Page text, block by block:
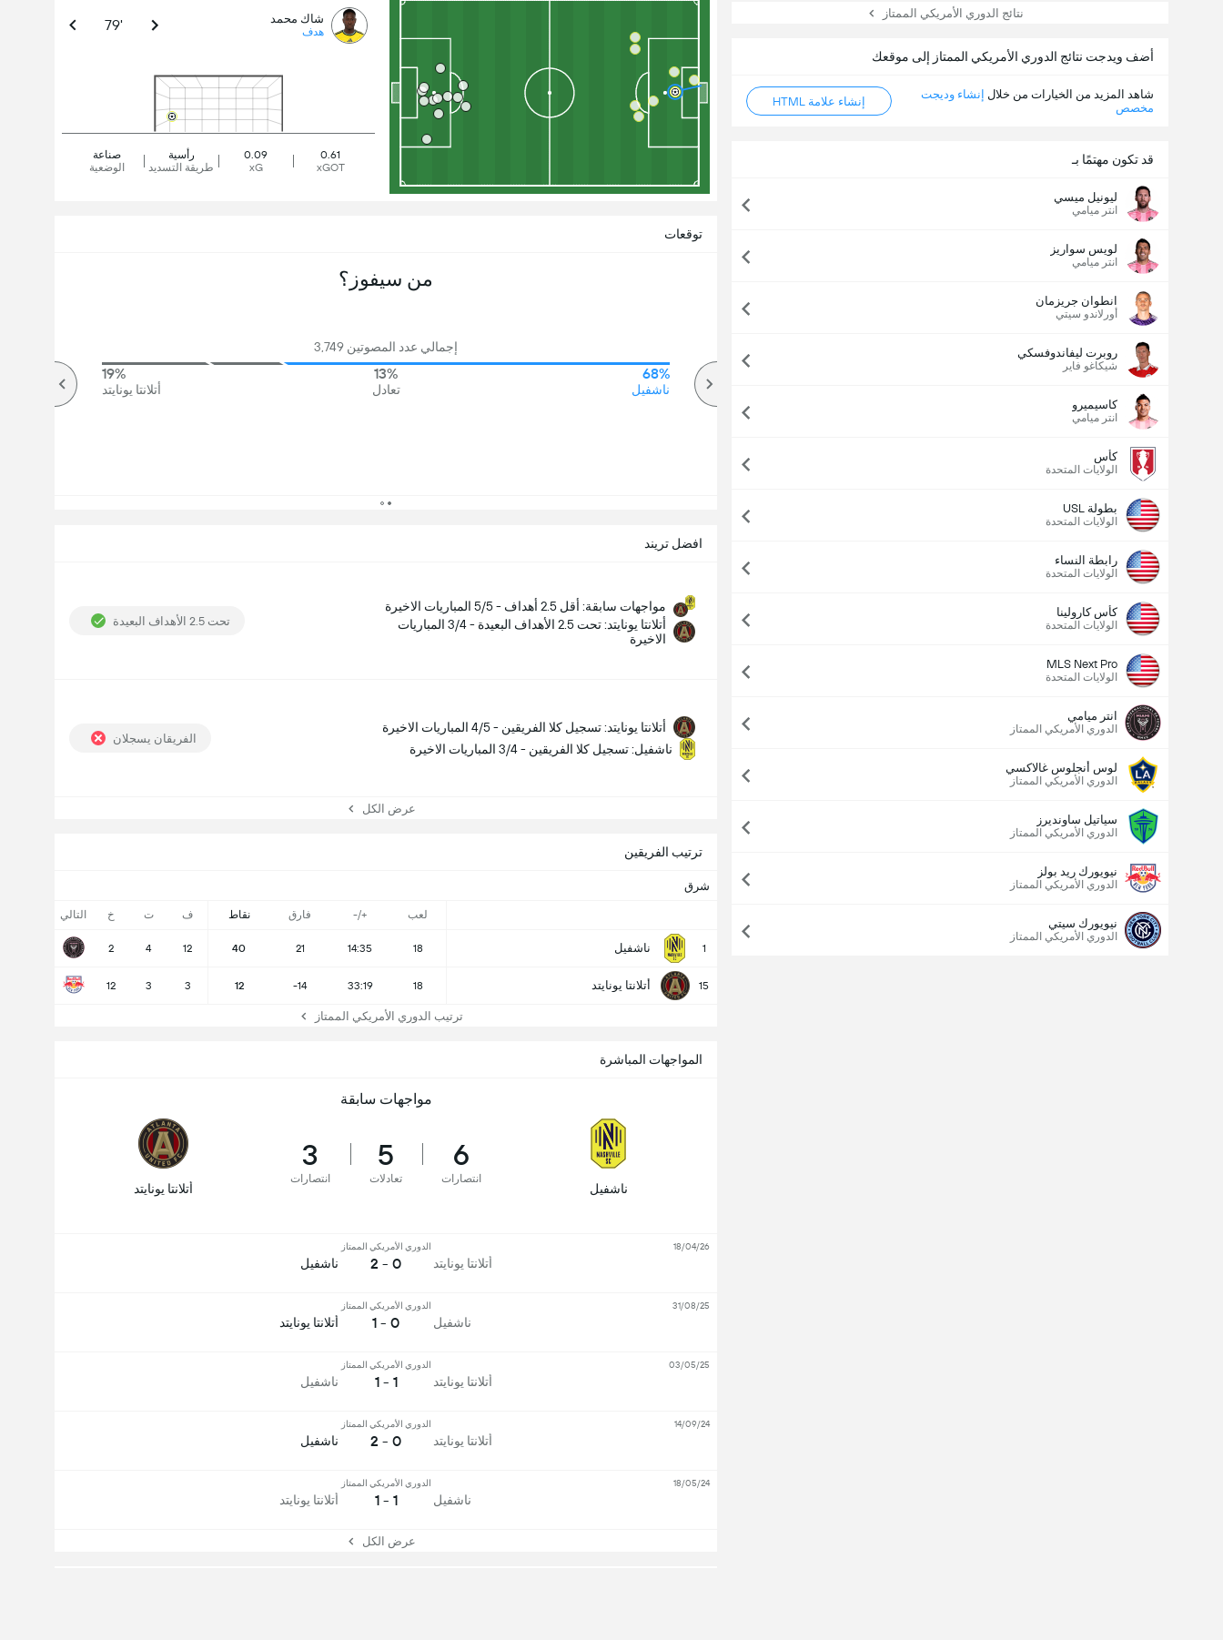
نتائج الدوري الأمريكي الممتاز
أضف ويدجت نتائج الدوري الأمريكي الممتاز إلى موقعك
شاهد المزيد من الخيارات من خلال إنشاء وديجت
مخصص
إنشاء علامة HTML
قد تكون مهتمًا بـ
ليونيل ميسي
انتر ميامي
لويس سواريز
انتر ميامي
انطوان جريزمان
أورلاندو سيتي
روبرت ليفاندوفسكي
شيكاغو فاير
كاسيميرو
انتر ميامي
كأس
الولايات المتحدة
بطولة USL
الولايات المتحدة
رابطة النساء
الولايات المتحدة
كأس كارولينا
الولايات المتحدة
MLS Next Pro
الولايات المتحدة
انتر ميامي
الدوري الأمريكي الممتاز
لوس أنجلوس غالاكسي
الدوري الأمريكي الممتاز
سياتيل ساونديرز
الدوري الأمريكي الممتاز
نيويورك ريد بولز
الدوري الأمريكي الممتاز
نيويورك سيتي
الدوري الأمريكي الممتاز
شاك محمد
هدف 79'
صناعة
الوضعية
رأسية
طريقة التسديد
0.09
xG
0.61
xGOT
ترتيب الفريقين
شرق
لعب +/- فارق نقاط ف ت خ التالي
1 ناشفيل 18
14:35
21
40
12
4
2
15 أتلانتا يونايتد 18
33:19
-14
12
3
3
12
ترتيب الدوري الأمريكي الممتاز
توقعات
من سيفوز؟
إجمالي عدد المصوتين 3,749
68%
ناشفيل
13%
تعادل
19%
أتلانتا يونايتد
افضل تريند
مواجهات سابقة: أقل 2.5 أهداف - 5/5 المباريات الاخيرة
أتلانتا يونايتد: تحت 2.5 الأهداف البعيدة - 3/4 المباريات
الاخيرة
تحت 2.5 الأهداف البعيدة
أتلانتا يونايتد: تسجيل كلا الفريقين - 4/5 المباريات الاخيرة
ناشفيل: تسجيل كلا الفريقين - 3/4 المباريات الاخيرة
الفريقان يسجلان
عرض الكل
المواجهات المباشرة
مواجهات سابقة
ناشفيل
6
انتصارات
5
تعادلات
3
انتصارات
أتلانتا يونايتد
أتلانتا يونايتد
الدوري الأمريكي الممتاز
0 - 2 ناشفيل
18/04/26
ناشفيل
الدوري الأمريكي الممتاز
0 - 1 أتلانتا يونايتد
31/08/25
أتلانتا يونايتد
الدوري الأمريكي الممتاز
1 - 1 ناشفيل
03/05/25
أتلانتا يونايتد
الدوري الأمريكي الممتاز
0 - 2 ناشفيل
14/09/24
ناشفيل
الدوري الأمريكي الممتاز
1 - 1 أتلانتا يونايتد
18/05/24
عرض الكل